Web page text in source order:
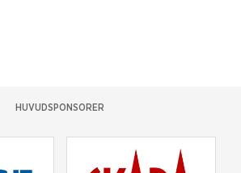
HUVUDSPONSORER